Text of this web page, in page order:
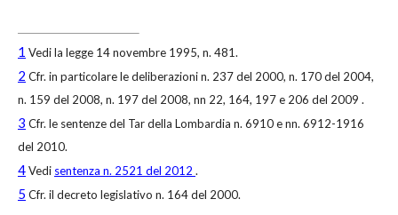
1 Vedi la legge 14 novembre 1995, n. 481.
2 Cfr. in particolare le deliberazioni n. 237 del 2000, n. 170 del 2004,
n. 159 del 2008, n. 197 del 2008, nn 22, 164, 197 e 206 del 2009 .
3 Cfr. le sentenze del Tar della Lombardia n. 6910 e nn. 6912-1916
del 2010.
4Vedi sentenza n. 2521 del 2012 .
5 Cfr. il decreto legislativo n. 164 del 2000.